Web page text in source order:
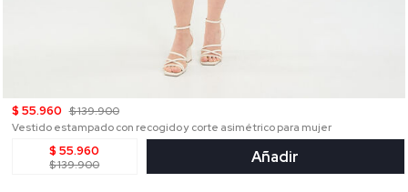
$ 55.960 $ 139.900
Vestido estampado con recogido y corte asimétrico para mujer
$ 55.960
$ 139.900 Añadir